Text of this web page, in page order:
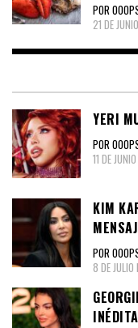
POR
21 DE
YERI
POR
11 DE
KIM
POR
8 DE